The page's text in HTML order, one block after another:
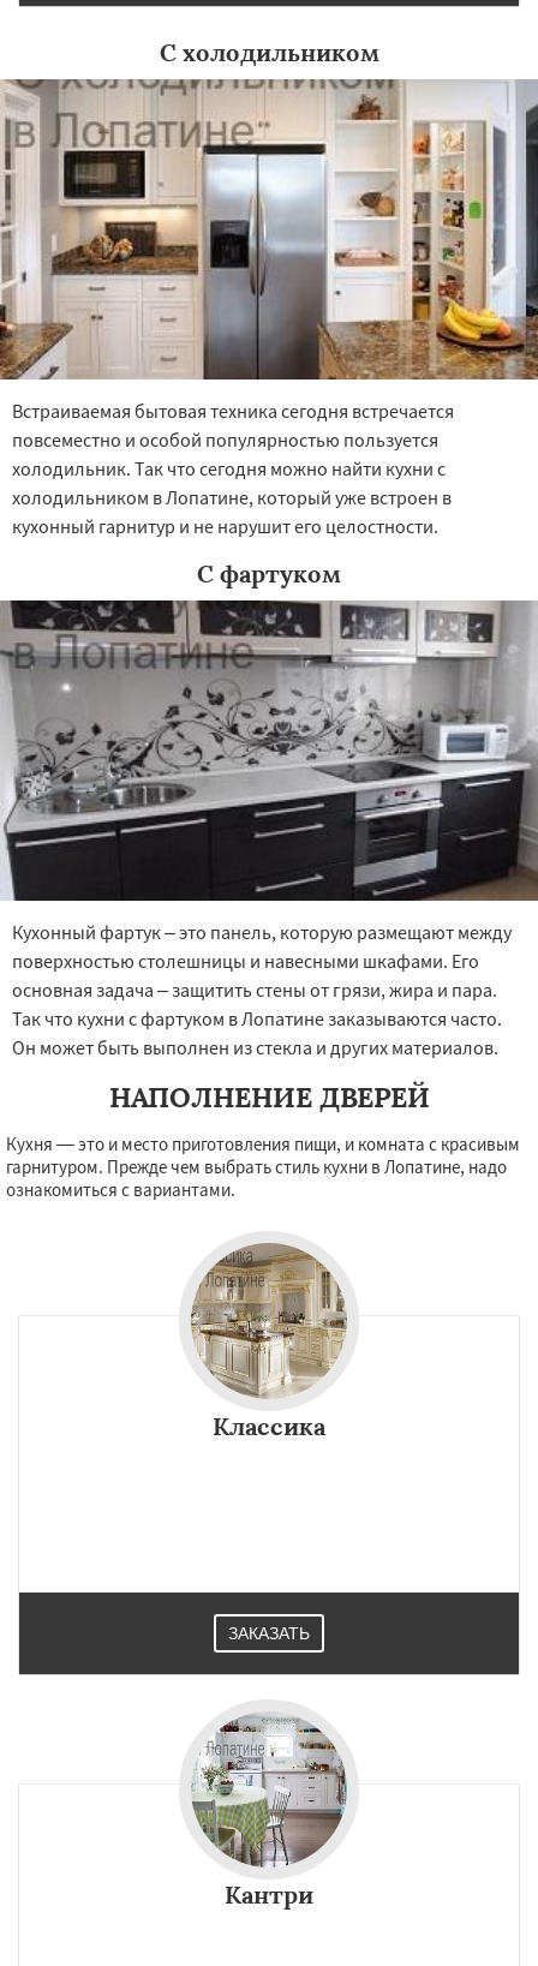
С холодильником
Встраиваемая бытовая техника сегодня встречается
повсеместно и особой популярностью пользуется
холодильник. Так что сегодня можно найти кухни с
холодильником в Лопатине, который уже встроен в
кухонный гарнитур и не нарушит его целостности.
С фартуком
Кухонный фартук – это панель, которую размещают между
поверхностью столешницы и навесными шкафами. Его
основная задача – защитить стены от грязи, жира и пара.
Так что кухни с фартуком в Лопатине заказываются часто.
Он может быть выполнен из стекла и других материалов.
НАПОЛНЕНИЕ ДВЕРЕЙ
Кухня — это и место приготовления пищи, и комната с красивым
гарнитуром. Прежде чем выбрать стиль кухни в Лопатине, надо
ознакомиться с вариантами.
Классика
ЗАКАЗАТЬ
Кантри